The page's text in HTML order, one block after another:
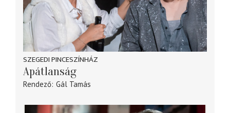
SZEGEDI PINCESZÍNHÁZ
Apátlanság
Rendező Gál Tamás